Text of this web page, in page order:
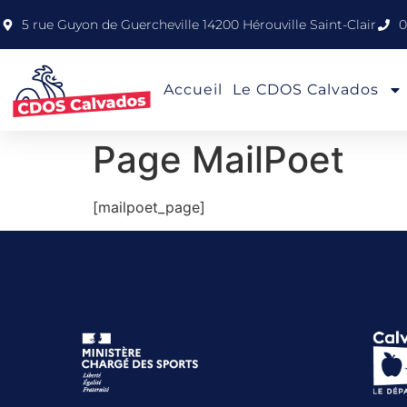
5 rue Guyon de Guercheville 14200 Hérouville Saint-Clair
Accueil Le CDOS Calvados
Page MailPoet
[mailpoet_page]